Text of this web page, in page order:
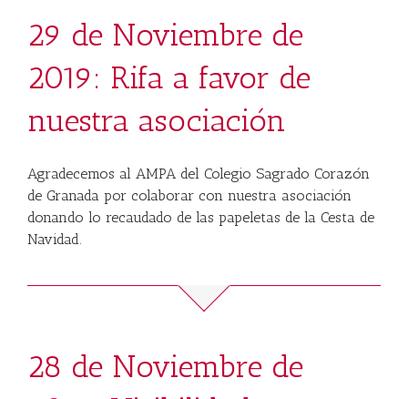
29 de Noviembre de
2019: Rifa a favor de
nuestra asociación
Agradecemos al AMPA del Colegio Sagrado Corazón
de Granada por colaborar con nuestra asociación
donando lo recaudado de las papeletas de la Cesta de
Navidad.
28 de Noviembre de